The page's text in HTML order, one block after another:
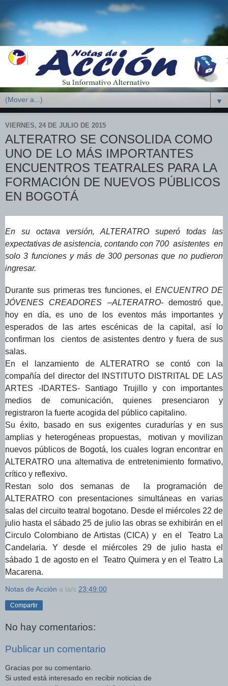
▼
VIERNES, 24 DE JULIO DE 2015
ALTERATRO SE CONSOLIDA COMO
UNO DE LO MÁS IMPORTANTES
ENCUENTROS TEATRALES PARA LA
FORMACIÓN DE NUEVOS PÚBLICOS
EN BOGOTÁ
En su octava versión, ALTERATRO superó todas las
expectativas de asistencia, contando con 700 asistentes en
solo 3 funciones y más de 300 personas que no pudieron
ingresar.
Durante sus primeras tres funciones, el ENCUENTRO DE
JÓVENES CREADORES –ALTERATRO- demostró que,
hoy en día, es uno de los eventos más importantes y
esperados de las artes escénicas de la capital, así lo
confirman los cientos de asistentes dentro y fuera de sus
salas.
En el lanzamiento de ALTERATRO se contó con la
compañía del director del INSTITUTO DISTRITAL DE LAS
ARTES -IDARTES- Santiago Trujillo y con importantes
medios de comunicación, quienes presenciaron y
registraron la fuerte acogida del público capitalino.
Su éxito, basado en sus exigentes curadurías y en sus
amplias y heterogéneas propuestas, motivan y movilizan
nuevos públicos de Bogotá, los cuales logran encontrar en
ALTERATRO una alternativa de entretenimiento formativo,
crítico y reflexivo.
Restan solo dos semanas de la programación de
ALTERATRO con presentaciones simultáneas en varias
salas del circuito teatral bogotano. Desde el miércoles 22 de
julio hasta el sábado 25 de julio las obras se exhibirán en el
Circulo Colombiano de Artistas (CICA) y en el Teatro La
Candelaria. Y desde el miércoles 29 de julio hasta el
sábado 1 de agosto en el Teatro Quimera y en el Teatro La
Macarena.
Notas de Acción a la/s 23:49:00
Compartir
No hay comentarios:
Publicar un comentario
Gracias por su comentario.
Si usted está interesado en recibir noticias de